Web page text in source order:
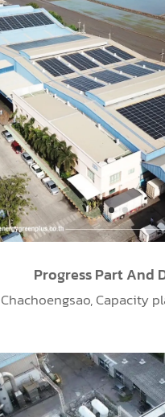
Chachoengsao, Capacity